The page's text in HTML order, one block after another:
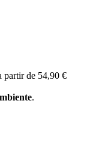
partir de 54,90 €
.